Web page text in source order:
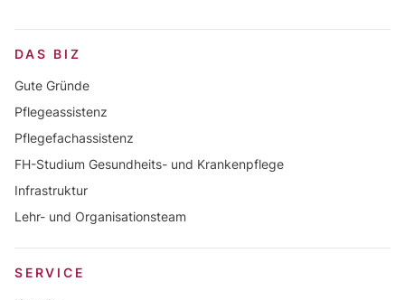
DAS BIZ
Gute Gründe
Pflegeassistenz
Pflegefachassistenz
FH-Studium Gesundheits- und Krankenpflege
Infrastruktur
Lehr- und Organisationsteam
SERVICE